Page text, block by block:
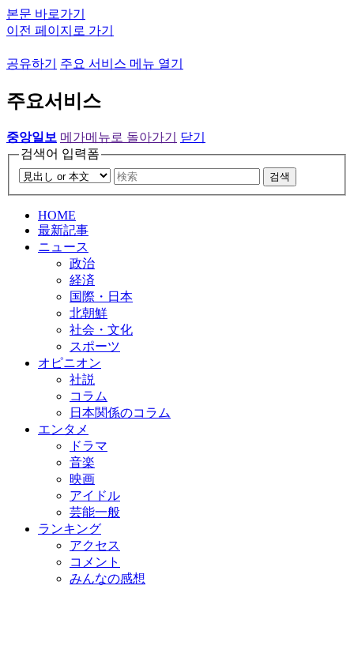
본문 바로가기
이전 페이지로 가기
공유하기 주요 서비스 메뉴 열기
주요서비스
중앙일보 메가메뉴로 돌아가기
닫기
검색어 입력폼
검색
HOME
最新記事
ニュース
政治
経済
国際・日本
北朝鮮
社会・文化
スポーツ
オピニオン
社説
コラム
日本関係のコラム
エンタメ
ドラマ
音楽
映画
アイドル
芸能一般
ランキング
アクセス
コメント
みんなの感想